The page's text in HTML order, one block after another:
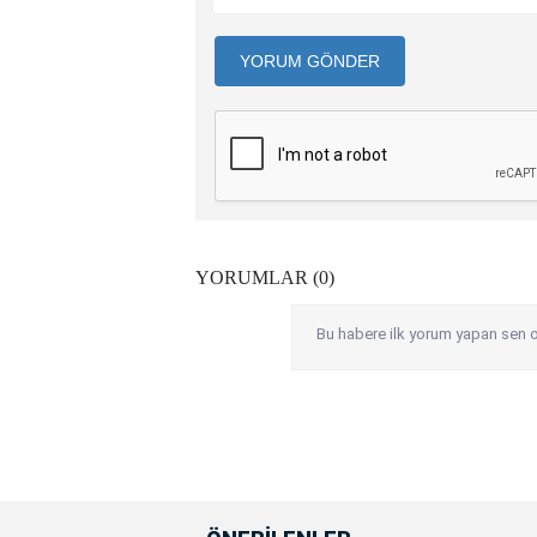
YORUM GÖNDER
YORUMLAR (0)
Bu habere ilk yorum yapan sen